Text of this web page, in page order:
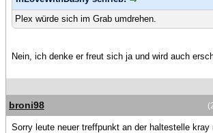
Plex würde sich im Grab umdrehen.
Nein, ich denke er freut sich ja und wird auch
broni98
Sorry leute neuer treffpunkt an der haltestelle kray